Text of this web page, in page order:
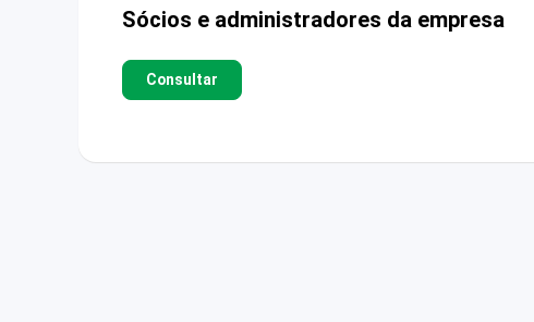
Sócios e administradores da empresa
Consultar